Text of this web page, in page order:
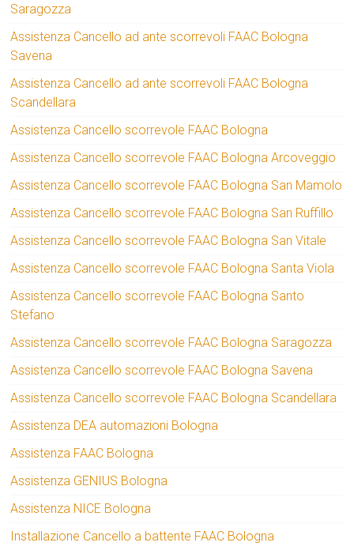
Saragozza
Assistenza Cancello ad ante scorrevoli FAAC Bologna
Savena
Assistenza Cancello ad ante scorrevoli FAAC Bologna
Scandellara
Assistenza Cancello scorrevole FAAC Bologna
Assistenza Cancello scorrevole FAAC Bologna Arcoveggio
Assistenza Cancello scorrevole FAAC Bologna San Mamolo
Assistenza Cancello scorrevole FAAC Bologna San Ruffillo
Assistenza Cancello scorrevole FAAC Bologna San Vitale
Assistenza Cancello scorrevole FAAC Bologna Santa Viola
Assistenza Cancello scorrevole FAAC Bologna Santo
Stefano
Assistenza Cancello scorrevole FAAC Bologna Saragozza
Assistenza Cancello scorrevole FAAC Bologna Savena
Assistenza Cancello scorrevole FAAC Bologna Scandellara
Assistenza DEA automazioni Bologna
Assistenza FAAC Bologna
Assistenza GENIUS Bologna
Assistenza NICE Bologna
Installazione Cancello a battente FAAC Bologna